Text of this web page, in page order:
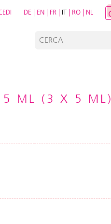
DE | EN | FR | IT | RO | NL
ML (3 X 5 ML)